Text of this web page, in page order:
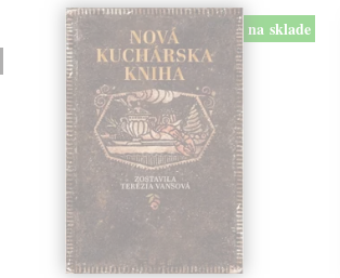
na sklade